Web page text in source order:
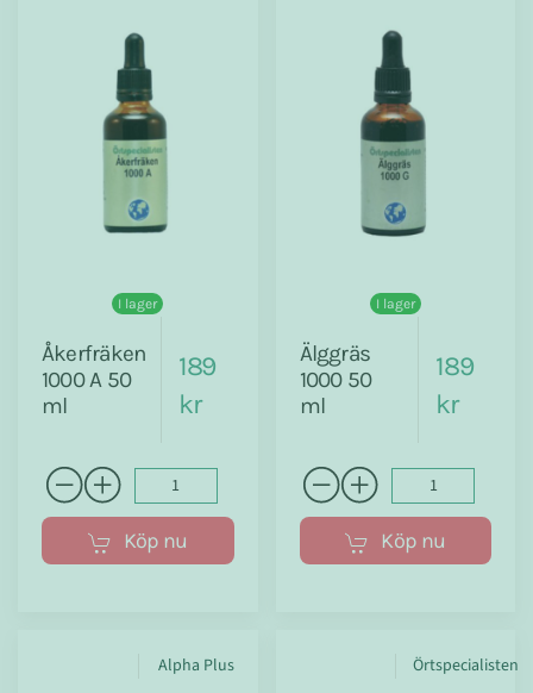
I lager
Åkerfräken
1000 A 50
ml
189
kr
Köp nu
I lager
Älggräs
1000 50
ml
189
kr
Köp nu
Alpha Plus Örtspecialisten